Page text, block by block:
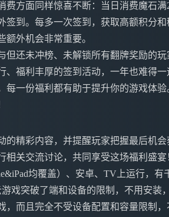
费方面同样惊喜不断：当日消费魔石满
签到。每多一次签到，获取高额积分
外机会非常重要。
但还未冲榜、未解锁所有翻牌奖励的
、福利丰厚的签到活动，一年也难得
每一份福利都有助于提升你的游戏体验
的精彩内容，并提醒玩家把握最后机会
关交流讨论，共同享受这场福利盛宴
均覆盖）、安卓、TV上运行，有
戏突破了端和设备的限制，不用安装
，而且完全不受设备配置和容量限制